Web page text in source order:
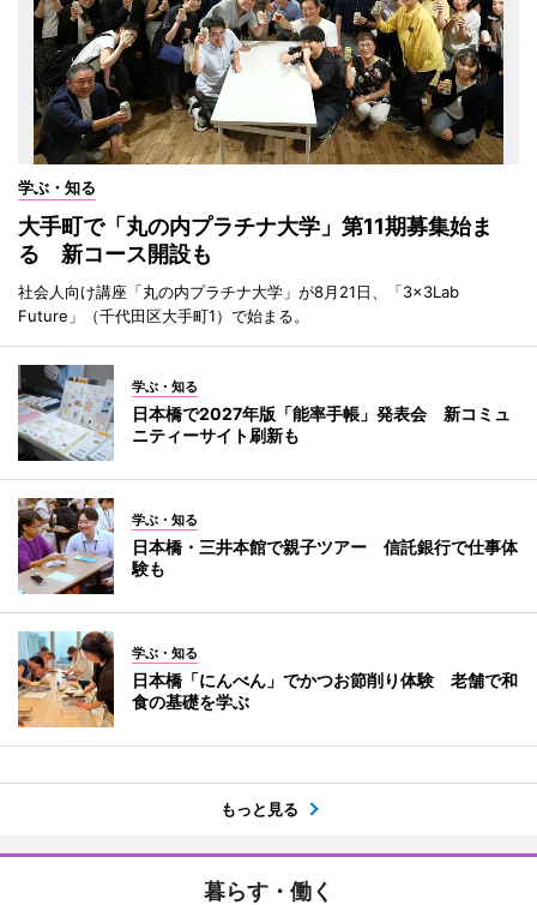
学ぶ・知る
大手町で「丸の内プラチナ大学」第11期募集始ま
る 新コース開設も
社会人向け講座「丸の内プラチナ大学」が8月21日、「3×3Lab
Future」（千代田区大手町1）で始まる。
学ぶ・知る
日本橋で2027年版「能率手帳」発表会 新コミュ
ニティーサイト刷新も
学ぶ・知る
日本橋・三井本館で親子ツアー 信託銀行で仕事体
験も
学ぶ・知る
日本橋「にんべん」でかつお節削り体験 老舗で和
食の基礎を学ぶ
もっと見る
暮らす・働く